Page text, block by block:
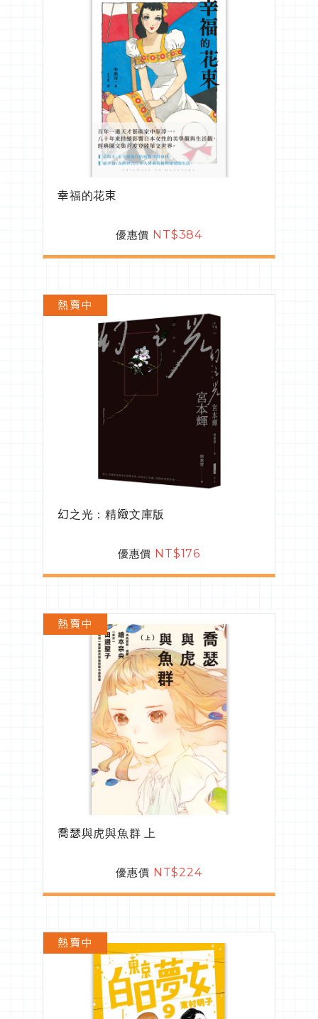
幸福的花束
優惠價 NT$384
幻之光：精緻文庫版
優惠價 NT$176
熱賣中
喬瑟與虎與魚群 上
優惠價 NT$224
熱賣中
熱賣中